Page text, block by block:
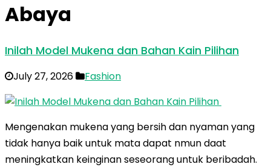
Abaya
Inilah Model Mukena dan Bahan Kain Pilihan
July 27, 2026 Fashion
Mengenakan mukena yang bersih dan nyaman yang
tidak hanya baik untuk mata dapat nmun daat
meningkatkan keinginan seseorang untuk beribadah.